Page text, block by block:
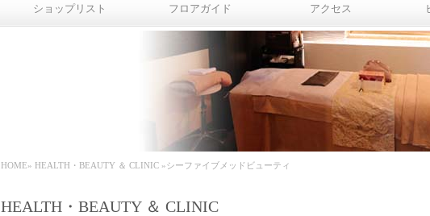
ショップリスト フロアガイド アクセス
HOME» HEALTH・BEAUTY ＆ CLINIC »シーファイブメッドビューティ
HEALTH・BEAUTY ＆ CLINIC